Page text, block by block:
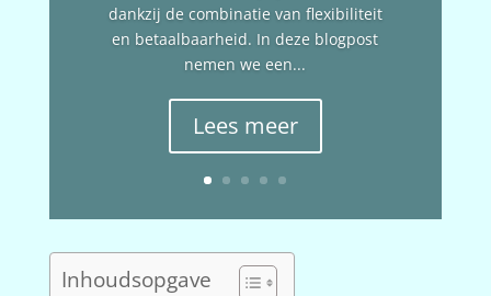
dankzij de combinatie van flexibiliteit
en betaalbaarheid. In deze blogpost
nemen we een...
Lees meer
Inhoudsopgave